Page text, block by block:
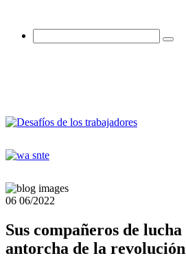
06 06/2022
Sus compañeros de
antorcha de la